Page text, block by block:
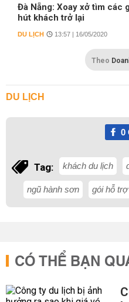
Đà Nẵng: Xoay xở tìm các
hút khách trở lại
DU LỊCH 13:57 | 16/05/2020
Theo
DU LỊCH
0
Tag: khách du lịch
ngũ hành sơn gói hỗ trợ
CÓ THỂ BẠN